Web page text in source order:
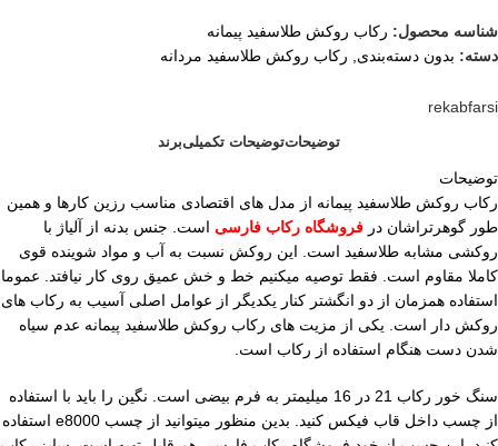
شناسه محصول: رکاب روکش طلاسفید پیمانه
دسته: بدون دسته‌بندی رکاب روکش طلاسفید مردانه
rekabfarsi
توضیحاتتوضیحات تکمیلیبرند
توضیحات
رکاب روکش طلاسفید پیمانه از مدل های اقتصادی مناسب رزین کارها و همین
طور گوهرتراشان در فروشگاه رکاب فارسی است. جنس بدنه از آلیاژ با
روکشی مشابه طلاسفید است. این روکش نسبت به آب و مواد شوینده قوی
کاملا مقاوم است. فقط توصیه میکنیم خط و خش عمیق روی کار نیافتد. عموما
استفاده همزمان از دو انگشتر کنار یکدیگر از عوامل اصلی آسیب به رکاب های
روکش دار است. یکی از مزیت های رکاب روکش طلاسفید پیمانه عدم سیاه
شدن دست هنگام استفاده از رکاب است.
سنگ خور رکاب 21 در 16 میلیمتر به فرم بیضی است. نگین را باید با استفاده
از چسب داخل قاب فیکس کنید. بدین منظور میتوانید از چسب e8000 استفاده